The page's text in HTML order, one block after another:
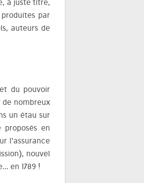
à juste titre,
par
auteurs de
du pouvoir
de nombreux
un étau sur
proposés en
l’assurance
nouvel
en 1789 !